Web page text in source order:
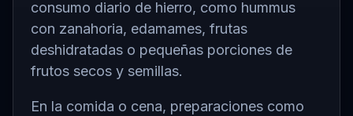
consumo diario de hierro, como hummus
con zanahoria, edamames, frutas
deshidratadas o pequeñas porciones de
frutos secos y semillas.
En la comida o cena, preparaciones como